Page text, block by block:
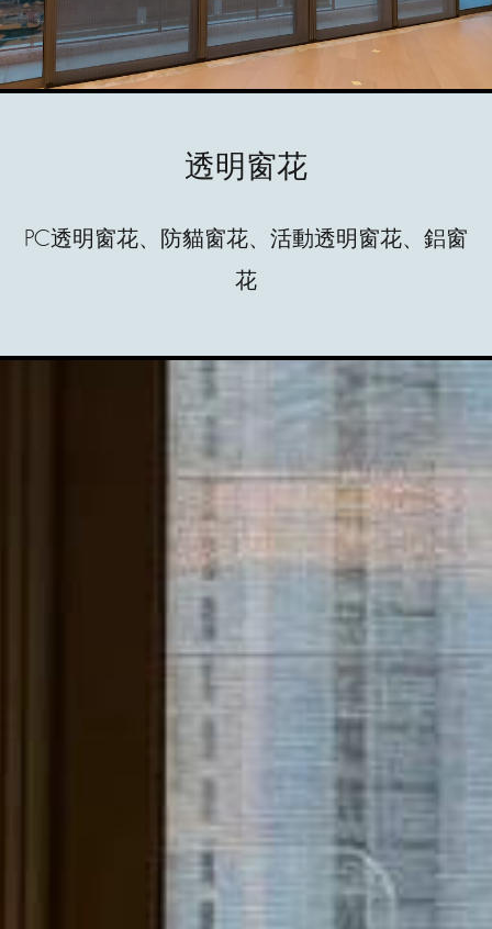
透明窗花
PC透明窗花、防貓窗花、活動透明窗花、鋁窗
花